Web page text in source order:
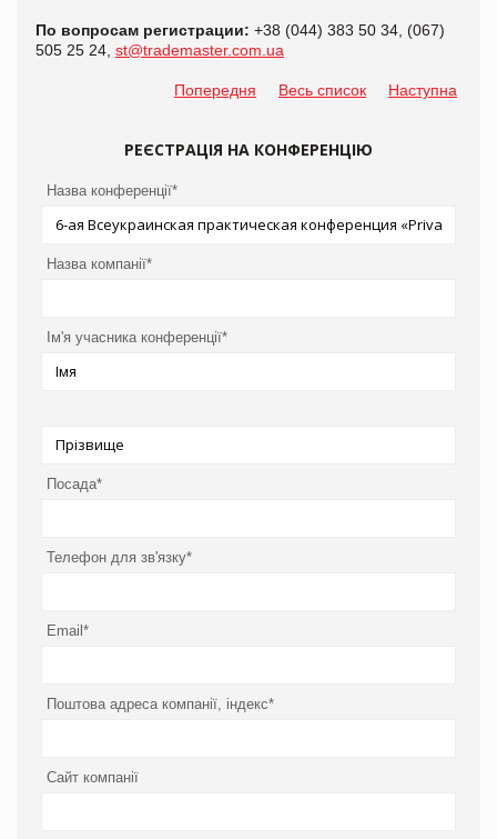
По вопросам регистрации: +38 (044) 383 50 34, (067)
505 25 24, st@trademaster.com.ua
Попередня Весь список Наступна
РЕЄСТРАЦІЯ НА КОНФЕРЕНЦІЮ
Назва конференції*
Назва компанії*
Ім'я учасника конференції*
Посада*
Телефон для зв'язку*
Email*
Поштова адреса компанії, індекс*
Сайт компанії